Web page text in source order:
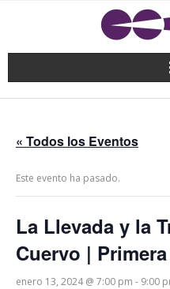
« Todos los Eventos
Este evento ha pasado.
La Llevada y la
Cuervo |
enero 13, 2024 @ 7:00 pm - 9:00